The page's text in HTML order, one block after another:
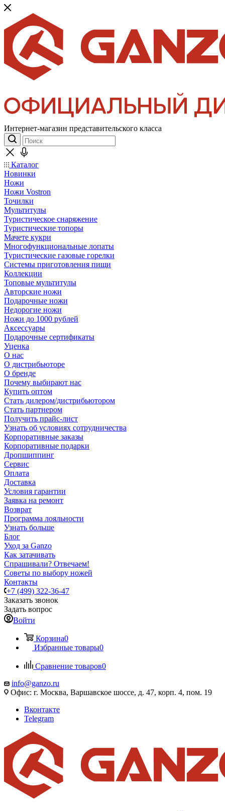
Интернет-магазин представительского класса
Каталог
Новинки
Ножи
Ножи Vostron
Точилки
Мультитулы
Туристическое снаряжение
Туристические топоры
Мачете кукри
Многофункциональные лопаты
Туристические газовые горелки
Системы приготовления пищи
Коллекции
Топовые мультитулы
Авторские ножи
Подарочные ножи
Недорогие ножи
Ножи до 1000 рублей
Аксессуары
Подарочные сертификаты
Уценка
О нас
О дистрибьюторе
О бренде
Почему выбирают нас
Купить оптом
Стать дилером/дистрибьютором
Стать партнером
Получить прайс-лист
Узнать об условиях сотрудничества
Корпоративные заказы
Корпоративные подарки
Дропшиппинг
Сервис
Оплата
Доставка
Условия гарантии
Заявка на ремонт
Возврат
Программа лояльности
Узнать больше
Блог
Уход за Ganzo
Как затачивать
Спрашивали? Отвечаем!
Советы по выбору ножей
Контакты
+7 (499) 322-36-47
Заказать звонок
Задать вопрос
Войти
Корзина0
Избранные товары0
Сравнение товаров0
info@ganzo.ru
Офис: г. Москва, Варшавское шоссе, д. 47, корп. 4, пом. 19
Вконтакте
Telegram